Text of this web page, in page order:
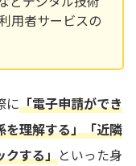
用者サービスの
に「電子申請ができ
を理解する」「近隣
クする」といった身